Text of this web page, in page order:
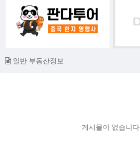
일반 부동산정보
게시물이 없습니다.